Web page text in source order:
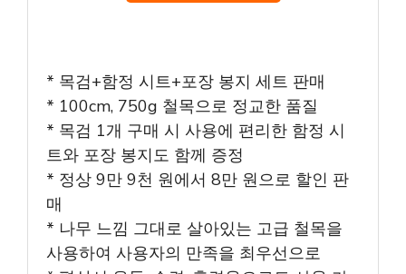
* 목검+함정 시트+포장 봉지 세트 판매
* 100cm, 750g 철목으로 정교한 품질
* 목검 1개 구매 시 사용에 편리한 함정 시
트와 포장 봉지도 함께 증정
* 정상 9만 9천 원에서 8만 원으로 할인 판
매
* 나무 느낌 그대로 살아있는 고급 철목을
사용하여 사용자의 만족을 최우선으로